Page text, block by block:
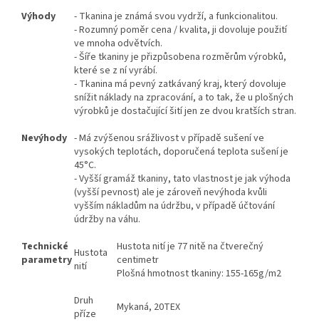
Výhody
- Tkanina je známá svou vydrží, a funkcionalitou.
- Rozumný poměr cena / kvalita, ji dovoluje použití
ve mnoha odvětvích.
- Šíře tkaniny je přizpůsobena rozměrům výrobků,
které se z ní vyrábí.
- Tkanina má pevný zatkávaný kraj, který dovoluje
snížit náklady na zpracování, a to tak, že u plošných
výrobků je dostačující šití jen ze dvou kratších stran.
Nevýhody - Má zvýšenou srážlivost v případě sušení ve
vysokých teplotách, doporučená teplota sušení je
45°C.
- Vyšší gramáž tkaniny, tato vlastnost je jak výhoda
(vyšší pevnost) ale je zároveň nevýhoda kvůli
vyšším nákladům na údržbu, v případě účtování
údržby na váhu.
Technické
parametryHustota
nití
Hustota nití je 77 nitě na čtverečný
centimetr
Plošná hmotnost tkaniny: 155-165g/m2
Druh
příze
Mykaná, 20TEX